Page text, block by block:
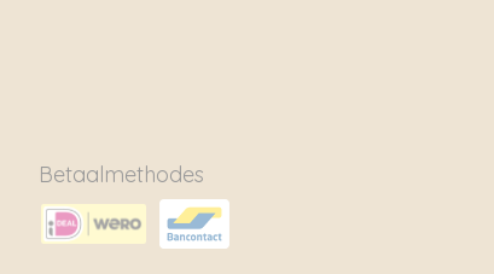
Betaalmethodes